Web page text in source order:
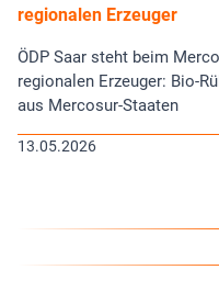
regionalen Erzeuger
ÖDP Saar steht beim
regionalen Erzeuger: Bio-
aus Mercosur-Staaten
13.05.2026